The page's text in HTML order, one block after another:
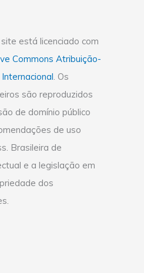
está licenciado com
Commons Atribuição-
. Os
são reproduzidos
de domínio público
de uso
Brasileira de
e a legislação em
dos